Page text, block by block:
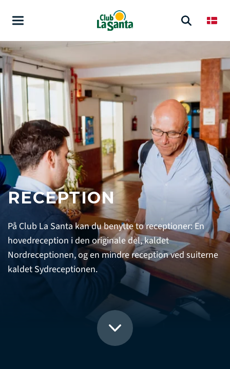
RECEPTION
På Club La Santa kan du benytte to receptioner: En
hovedreception i den originale del, kaldet
Nordreceptionen, og en mindre reception ved suiterne
kaldet Sydreceptionen.